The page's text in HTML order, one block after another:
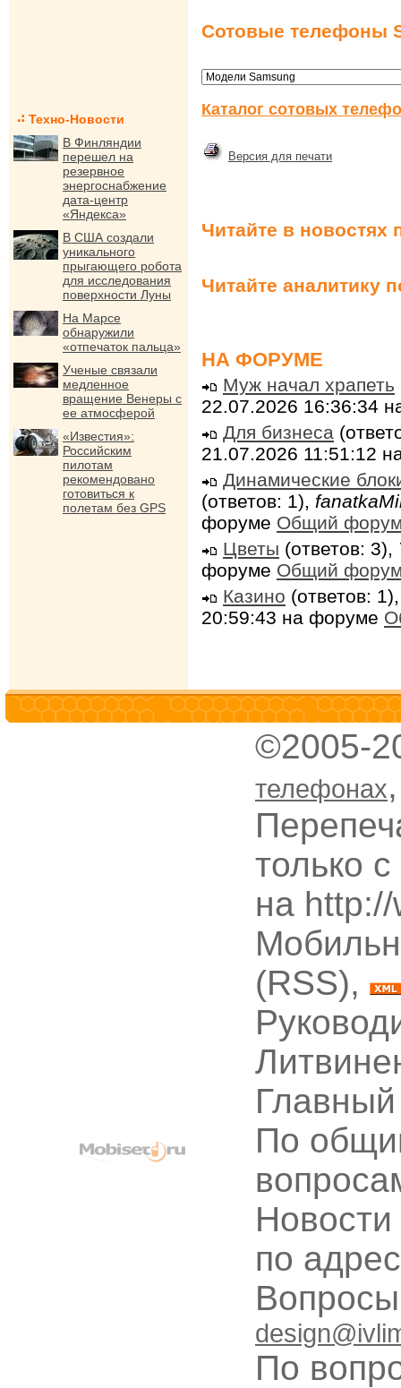
Техно-Новости
В Финляндии
перешел на
резервное
энергоснабжение
дата-центр
«Яндекса»
В США создали
уникального
прыгающего робота
для исследования
поверхности Луны
На Марсе
обнаружили
«отпечаток пальца»
Ученые связали
медленное
вращение Венеры с
ее атмосферой
«Известия»:
Российским
пилотам
рекомендовано
готовиться к
полетам без GPS
Сотовые телефоны
Каталог сотовых
Версия для печати
Читайте в новостях
Читайте аналитику
НА ФОРУМЕ
Муж начал храпеть
22.07.2026 16:36:34
Для бизнеса
21.07.2026 11:51:12
Динамические
(ответов: 1),
форуме Общий
Цветы (ответов: 3),
форуме Общий
Казино (ответов:
20:59:43 на форуме
©2005-
телефонах
только
на
(RSS),
По
по
По